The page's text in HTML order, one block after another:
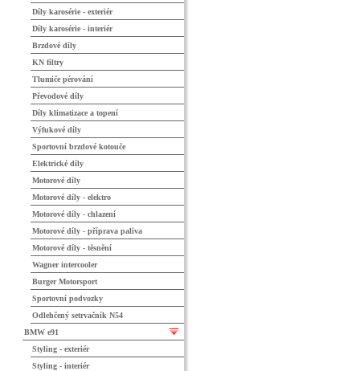
Díly karosérie - exteriér
Díly karosérie - interiér
Brzdové díly
KN filtry
Tlumiče pérování
Převodové díly
Díly klimatizace a topení
Výfukové díly
Sportovní brzdové kotouče
Elektrické díly
Motorové díly
Motorové díly - elektro
Motorové díly - chlazení
Motorové díly - příprava paliva
Motorové díly - těsnění
Wagner intercooler
Burger Motorsport
Sportovní podvozky
Odlehčený setrvačník N54
BMW e91
Styling - exteriér
Styling - interiér